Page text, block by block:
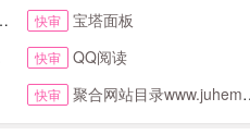
快审 宝塔面板
快审 QQ阅读
快审 聚合网站目录www.juhemulu.com.cn名站在线